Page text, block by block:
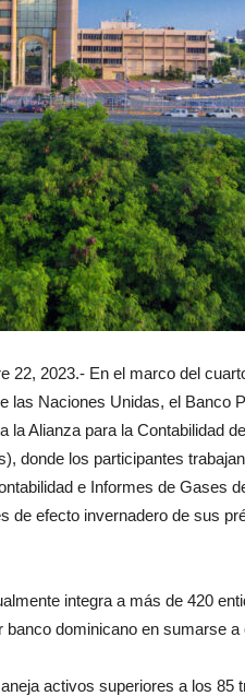
22, 2023.- En el marco del
las Naciones Unidas, el Banco
Alianza para la Contabilidad
donde los participantes
e Informes de Gases
de efecto invernadero de sus
integra a más de 420
dominicano en sumarse a
activos superiores a los 85